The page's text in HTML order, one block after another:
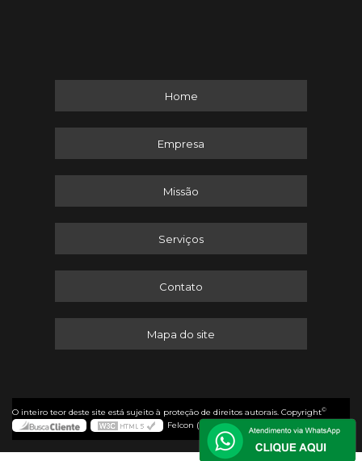
Home
Empresa
Missão
Serviços
Contato
Mapa do site
O inteiro teor deste site está sujeito à proteção de direitos autorais. Copyright©
Felcon (Lei 9610 de 19/02/1998)